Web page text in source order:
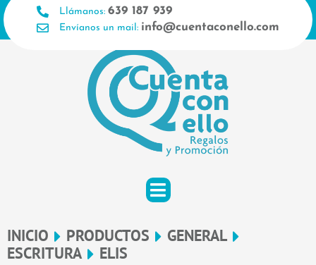
Ir
al
contenido
Llámanos: 639 187 939
Envíanos un mail: info@cuentaconello.com
INICIO PRODUCTOS
GENERAL
ESCRITURA
ELIS